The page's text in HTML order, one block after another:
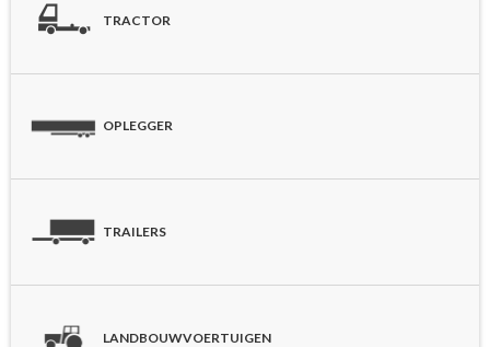
TRACTOR
OPLEGGER
TRAILERS
LANDBOUWVOERTUIGEN